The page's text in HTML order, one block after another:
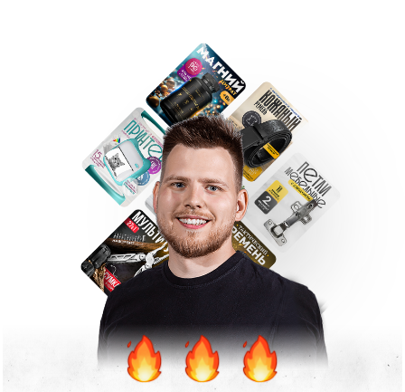
конспектировала, потому что информация
объёмная, насыщенная. Интересные и
полезные видео с пошаговым дизайном
Я с интересом проходила обучение на курсе.
Теперь полученные знания надо будет
закреплять работой. Спасибо, Максим!